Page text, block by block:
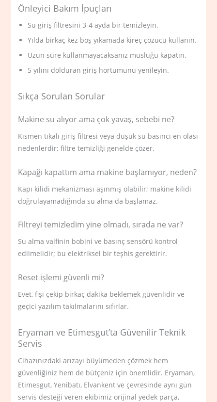
Önleyici Bakım İpuçları
Su giriş filtresini 3-4 ayda bir temizleyin.
Yılda birkaç kez boş yıkamada kireç çözücü kullanın.
Uzun süre kullanmayacaksanız musluğu kapatın.
5 yılını dolduran giriş hortumunu yenileyin.
Sıkça Sorulan Sorular
Makine su alıyor ama çok yavaş, sebebi ne?
Kısmen tıkalı giriş filtresi veya düşük su basıncı en olası
nedenlerdir; filtre temizliği genelde çözer.
Kapağı kapattım ama makine başlamıyor, neden?
Kapı kilidi mekanizması aşınmış olabilir; makine kilidi
doğrulayamadığında su alma da başlamaz.
Filtreyi temizledim yine olmadı, sırada ne var?
Su alma valfinin bobini ve basınç sensörü kontrol
edilmelidir; bu elektriksel bir teşhis gerektirir.
Reset işlemi güvenli mi?
Evet, fişi çekip birkaç dakika beklemek güvenlidir ve
geçici yazılım takılmalarını sıfırlar.
Eryaman ve Etimesgut’ta Güvenilir Teknik
Servis
Cihazınızdaki arızayı büyümeden çözmek hem
güvenliğiniz hem de bütçeniz için önemlidir. Eryaman,
Etimesgut, Yenibatı, Elvankent ve çevresinde aynı gün
servis desteği veren ekibimiz orijinal yedek parça,